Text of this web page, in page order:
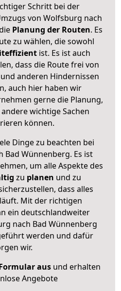
Schritt bei der
von Wolfsburg nach
Planung der Routen. Es
zu wählen, die sowohl
ist. Es ist auch
dass die Route frei von
anderen Hindernissen
auch hier haben wir
gerne die Planung,
wichtige Sachen
können.
Dinge zu beachten bei
Bad Wünnenberg. Es ist
um alle Aspekte des
zu planen und zu
dass alles
Mit der richtigen
ein deutschlandweiter
nach Bad Wünnenberg
werden und dafür
wir.
ausund erhalten
Angebote